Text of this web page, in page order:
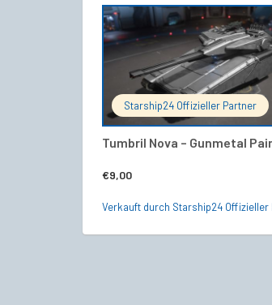
Starship24 Offizieller Partner
Tumbril Nova – Gunmetal
€9,00
IN DEN
Verkauft durch Starship24 Offizieller